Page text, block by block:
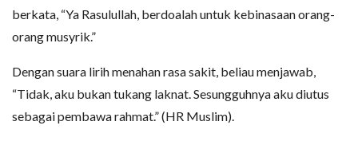
berkata, “Ya Rasulullah, berdoalah untuk kebinasaan orang-
orang musyrik.”
Dengan suara lirih menahan rasa sakit, beliau menjawab,
“Tidak, aku bukan tukang laknat. Sesungguhnya aku diutus
sebagai pembawa rahmat.” (HR Muslim).